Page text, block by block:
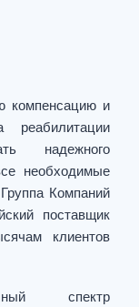
компенсацию и
реабилитации
надежного
необходимые
Компаний
поставщик
клиентов
спектр